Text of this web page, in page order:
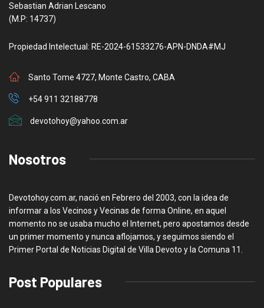
Sebastian Adrian Lescano
(M.P: 14737)
Propiedad Intelectual: RE-2024-61533276-APN-DNDA#MJ
Santo Tome 4727, Monte Castro, CABA
+54 911 32188778
devotohoy@yahoo.com.ar
Nosotros
Devotohoy.com.ar, nació en Febrero del 2003, con la idea de
informar a los Vecinos y Vecinas de forma Online, en aquel
momento no se usaba mucho el Internet, pero apostamos desde
un primer momento y nunca aflojamos, y seguimos siendo el
Primer Portal de Noticias Digital de Villa Devoto y la Comuna 11.
Post Populares